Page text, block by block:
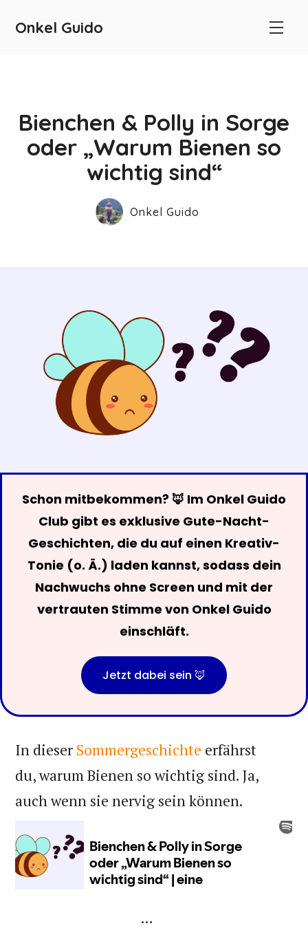
Onkel Guido
Bienchen & Polly in Sorge
oder „Warum Bienen so
wichtig sind“
Onkel Guido
Schon mitbekommen? 🦊 Im Onkel Guido
Club gibt es exklusive Gute-Nacht-
Geschichten, die du auf einen Kreativ-
Tonie (o. Ä.) laden kannst, sodass dein
Nachwuchs ohne Screen und mit der
vertrauten Stimme von Onkel Guido
einschläft.
Jetzt dabei sein 🦊
In dieser Sommergeschichte erfährst
du, warum Bienen so wichtig sind. Ja,
auch wenn sie nervig sein können.
…